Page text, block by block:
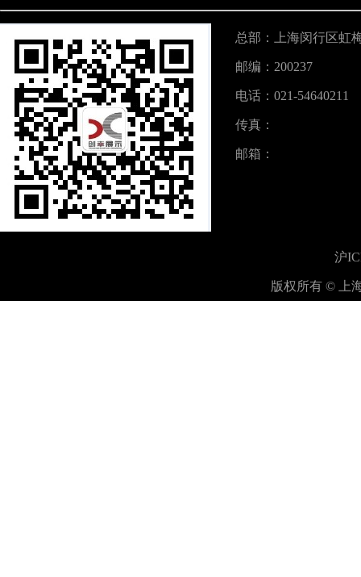
总部：上海闵行区虹
邮编：200237
电话：021-54640211
传真：
邮箱：
沪
版权所有 © 上